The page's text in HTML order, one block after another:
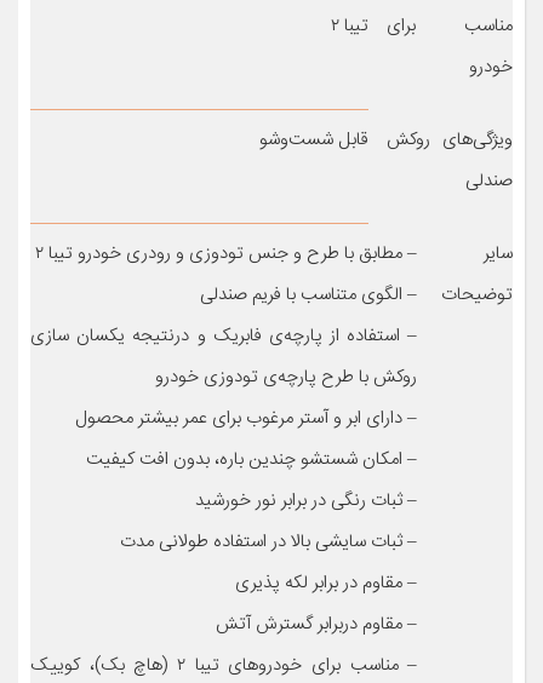
مناسب برای
خودرو
تیبا ۲
ویژگی‌های روکش
صندلی
قابل شست‌وشو
سایر
توضیحات
– مطابق با طرح و جنس تودوزی و رودری خودرو تیبا ۲
– الگوی متناسب با فریم صندلی
– استفاده از پارچه‌ی فابریک و درنتیجه یکسان سازی
روکش با طرح پارچه‌ی تودوزی خودرو
– دارای ابر و آستر مرغوب برای عمر بیشتر محصول
– امکان شستشو چندین باره، بدون افت کیفیت
– ثبات رنگی در برابر نور خورشید
– ثبات سایشی بالا در استفاده طولانی مدت
– مقاوم در برابر لکه پذیری
– مقاوم دربرابر گسترش آتش
– مناسب برای خودروهای تیبا ۲ (هاچ بک)، کوییک